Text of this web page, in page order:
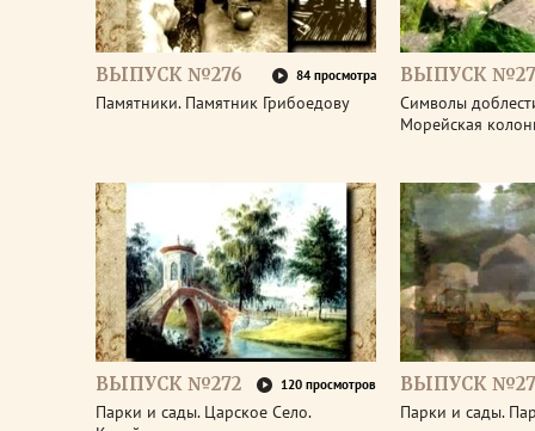
ВЫПУСК №276 84 просмотра
Памятники. Памятник Грибоедову
ВЫПУСК
Символы
Морейская
ВЫПУСК №272 120 просмотров
Парки и сады. Царское Село.
ВЫПУСК
Парки и сады.